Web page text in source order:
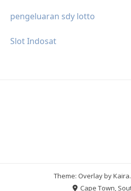
pengeluaran sdy lotto
Slot Indosat
Theme: Overlay byKaira.
Cape Town,